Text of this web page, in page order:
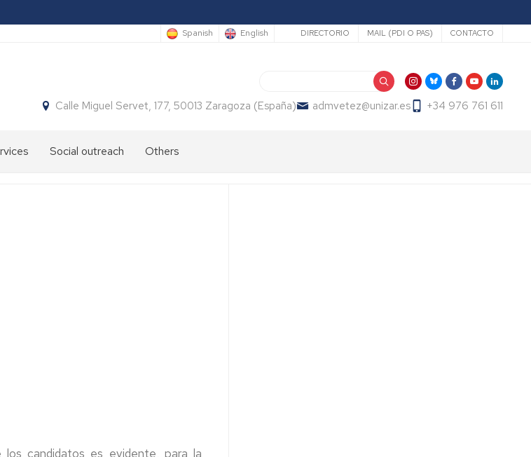
Spanish English Secundario
DIRECTORIO MAIL (PDI O PAS) CONTACTO
Calle Miguel Servet, 177, 50013 Zaragoza (España) admvetez@unizar.es +34 976 761 611
Social outreach Others
los candidatos es evidente, para la